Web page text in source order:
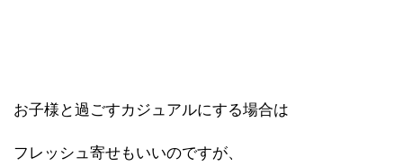
お子様と過ごすカジュアルにする場合は
フレッシュ寄せもいいのですが、